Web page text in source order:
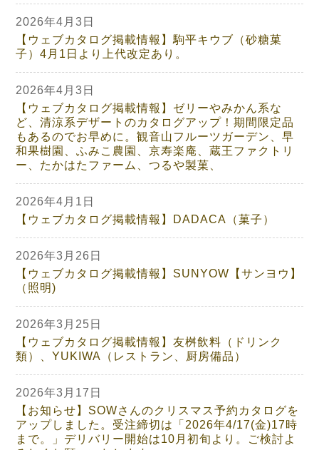
2026年4月3日
【ウェブカタログ掲載情報】駒平キウブ（砂糖菓
子）4月1日より上代改定あり。
2026年4月3日
【ウェブカタログ掲載情報】ゼリーやみかん系な
ど、清涼系デザートのカタログアップ！期間限定品
もあるのでお早めに。観音山フルーツガーデン、早
和果樹園、ふみこ農園、京寿楽庵、蔵王ファクトリ
ー、たかはたファーム、つるや製菓、
2026年4月1日
【ウェブカタログ掲載情報】DADACA（菓子）
2026年3月26日
【ウェブカタログ掲載情報】SUNYOW【サンヨウ】
（照明)
2026年3月25日
【ウェブカタログ掲載情報】友桝飲料（ドリンク
類）、YUKIWA（レストラン、厨房備品）
2026年3月17日
【お知らせ】SOWさんのクリスマス予約カタログを
アップしました。受注締切は「2026年4/17(金)17時
まで。」デリバリー開始は10月初旬より。ご検討よ